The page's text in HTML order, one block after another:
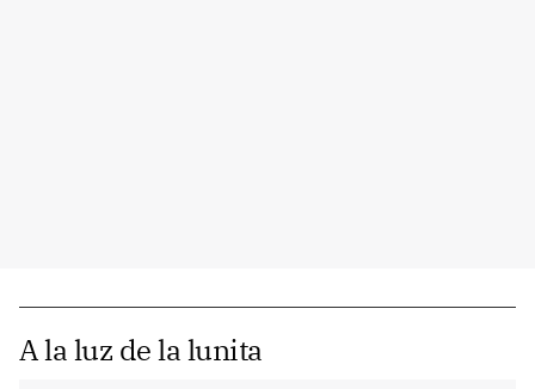
A la luz de la lunita